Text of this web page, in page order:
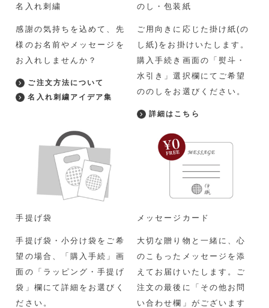
名入れ刺繍
感謝の気持ちを込めて、先
様のお名前やメッセージを
お入れしませんか？
ご注文方法について
名入れ刺繍アイデア集
のし・包装紙
ご用向きに応じた掛け紙(の
し紙)をお掛けいたします。
購入手続き画面の「熨斗・
水引き」選択欄にてご希望
ののしをお選びください。
詳細はこちら
手提げ袋
手提げ袋・小分け袋をご希
望の場合、「購入手続」画
面の「ラッピング・手提げ
袋」欄にて詳細をお選びく
ださい。
メッセージカード
大切な贈り物と一緒に、心
のこもったメッセージを添
えてお届けいたします。ご
注文の最後に「その他お問
い合わせ欄」がございます